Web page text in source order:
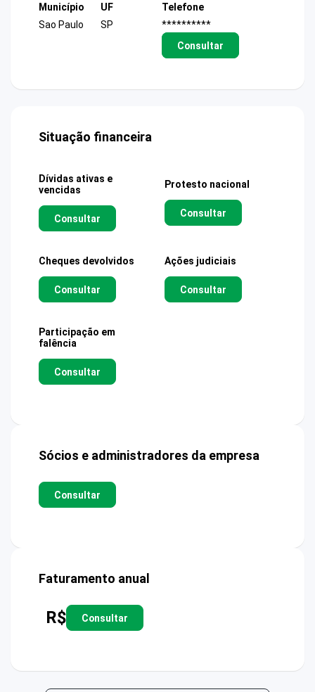
Município
Sao Paulo
UF
SP
Telefone
**********
Consultar
Situação financeira
Dívidas ativas e
vencidas
Consultar
Protesto nacional
Consultar
Cheques devolvidos
Consultar
Ações judiciais
Consultar
Participação em
falência
Consultar
Sócios e administradores da empresa
Consultar
Faturamento anual
R$ Consultar